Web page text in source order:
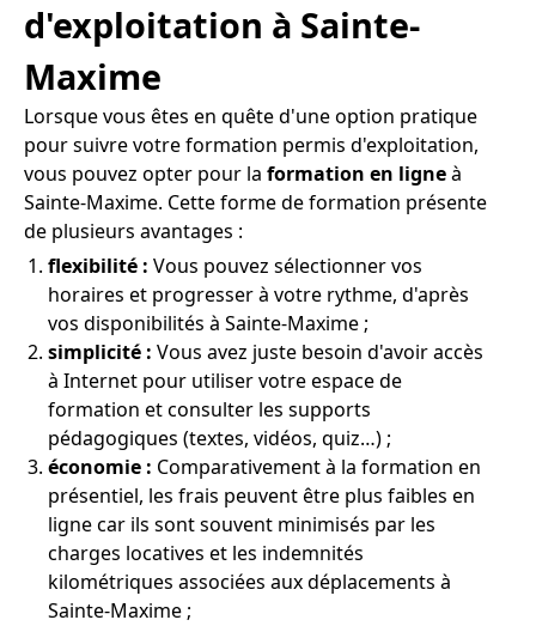
d'exploitation à Sainte-
Maxime
Lorsque vous êtes en quête d'une option pratique
pour suivre votre formation permis d'exploitation,
vous pouvez opter pour la formation en ligneà
Sainte-Maxime. Cette forme de formation présente
de plusieurs avantages :
flexibilité : Vous pouvez sélectionner vos
horaires et progresser à votre rythme, d'après
vos disponibilités à Sainte-Maxime ;
simplicité : Vous avez juste besoin d'avoir accès
à Internet pour utiliser votre espace de
formation et consulter les supports
pédagogiques (textes, vidéos, quiz…) ;
économie : Comparativement à la formation en
présentiel, les frais peuvent être plus faibles en
ligne car ils sont souvent minimisés par les
charges locatives et les indemnités
kilométriques associées aux déplacements à
Sainte-Maxime ;